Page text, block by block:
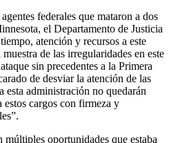
federales que mataron a dos
el Departamento de Justicia
atención y recursos a este
de las irregularidades en este
sin precedentes a la Primera
de desviar la atención de las
esta administración no quedarán
cargos con firmeza y
oportunidades que estaba